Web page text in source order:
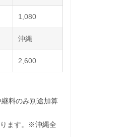
1,080
沖縄
2,600
料のみ別途加算
ります。※沖縄全